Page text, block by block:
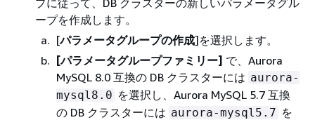
ープを作成します。
[パラメータグループの作成]を選択します。
[パラメータグループファミリー] で、Aurora
MySQL 8.0 互換の DB クラスターには aurora-
mysql8.0 を選択し、Aurora MySQL 5.7 互換
の DB クラスターには aurora-mysql5.7 を